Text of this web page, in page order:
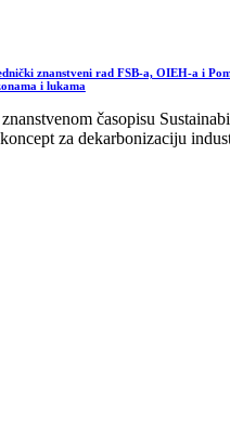
znanstveni rad FSB-a, OIEH-a i
i lukama
časopisu
za dekarbonizaciju